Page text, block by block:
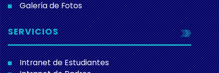
Galería de Fotos
SERVICIOS
Intranet de Estudiantes